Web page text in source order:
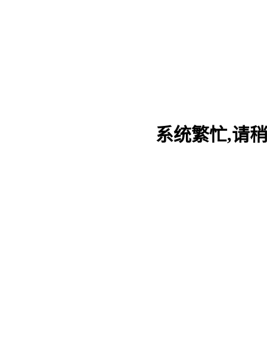
系统繁忙,请